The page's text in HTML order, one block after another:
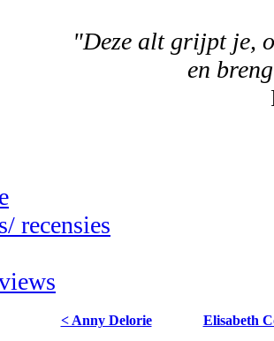
"Deze alt grijpt je,
en
recensies
< Anny Delorie Elisabeth